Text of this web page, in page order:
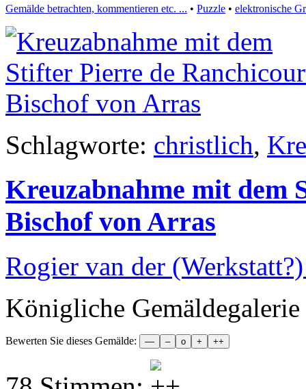
Gemälde betrachten, kommentieren etc. ... • Puzzle • elektronische
Schlagworte: christlich,
Kreuzabnahme mit dem
Bischof von Arras
Rogier van der
Königliche
Bewerten Sie dieses Gemälde: